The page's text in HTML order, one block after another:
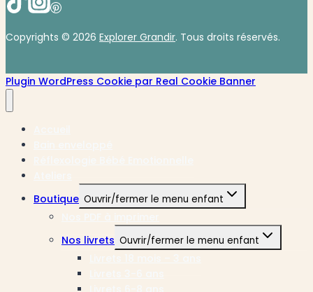
Copyrights © 2026 Explorer Grandir. Tous droits réservés.
Plugin WordPress Cookie par Real Cookie Banner
Boutique Ouvrir/fermer le menu enfant
Nos livrets Ouvrir/fermer le menu enfant